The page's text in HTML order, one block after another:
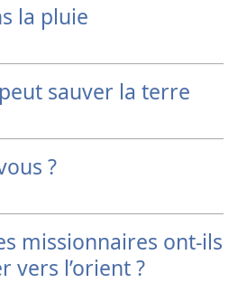
la pluie
sauver la terre
?
missionnaires ont-ils
vers l’orient ?